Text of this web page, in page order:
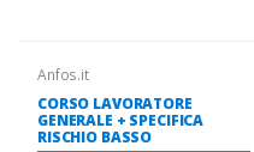
Anfos.it
CORSO LAVORATORE
GENERALE + SPECIFICA
RISCHIO BASSO